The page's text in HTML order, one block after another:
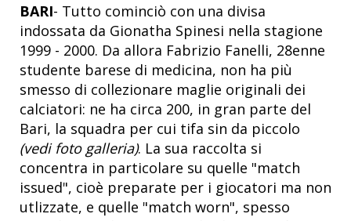
BARI- Tutto cominciò con una divisa
indossata da Gionatha Spinesi nella stagione
1999 - 2000. Da allora Fabrizio Fanelli, 28enne
studente barese di medicina, non ha più
smesso di collezionare maglie originali dei
calciatori: ne ha circa 200, in gran parte del
Bari, la squadra per cui tifa sin da piccolo
(vedi foto galleria). La sua raccolta si
concentra in particolare su quelle "match
issued", cioè preparate per i giocatori ma non
utlizzate, e quelle "match worn", spesso